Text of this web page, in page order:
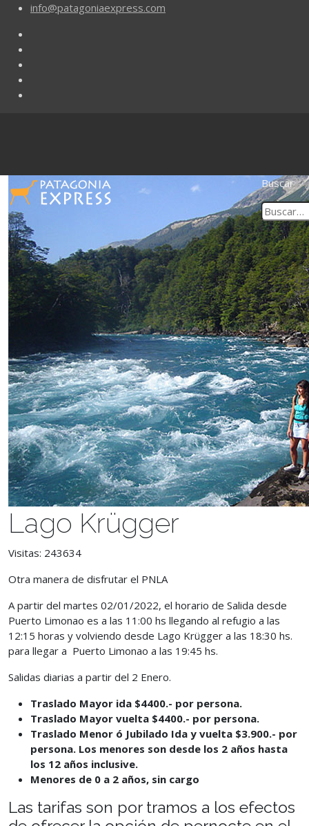
info@patagoniaexpress.com
Buscar
Lago Krügger
Visitas: 243634
Otra manera de disfrutar el PNLA
A partir del martes 02/01/2022, el horario de Salida desde
Puerto Limonao es a las 11:00 hs llegando al refugio a las
12:15 horas y volviendo desde Lago Krügger a las 18:30 hs.
para llegar a Puerto Limonao a las 19:45 hs.
Salidas diarias a partir del 2 Enero.
Traslado Mayor ida $4400.- por persona.
Traslado Mayor vuelta $4400.- por persona.
Traslado Menor ó Jubilado Ida y vuelta $3.900.- por
persona. Los menores son desde los 2 años hasta
los 12 años inclusive.
Menores de 0 a 2 años, sin cargo
Las tarifas son por tramos a los efectos